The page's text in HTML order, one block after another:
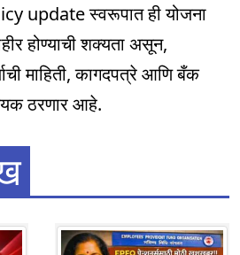
update स्वरूपात ही योजना
होण्याची शक्यता असून,
माहिती, कागदपत्रे आणि बँक
ठरणार आहे.